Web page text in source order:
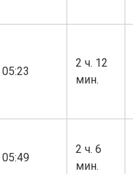
05:23
2 ч. 12
мин.
05:49
2 ч. 6
мин.